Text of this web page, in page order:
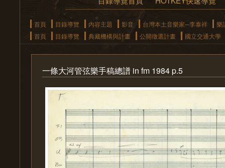
首頁 目錄導覽 內容主題 影音 台灣本土音樂家─李泰祥
樂
首頁
目錄導覽 典藏機構與計畫 公開徵選計畫 國立交通大學
一條大河管弦樂手稿總譜 in fm 1984 p.5